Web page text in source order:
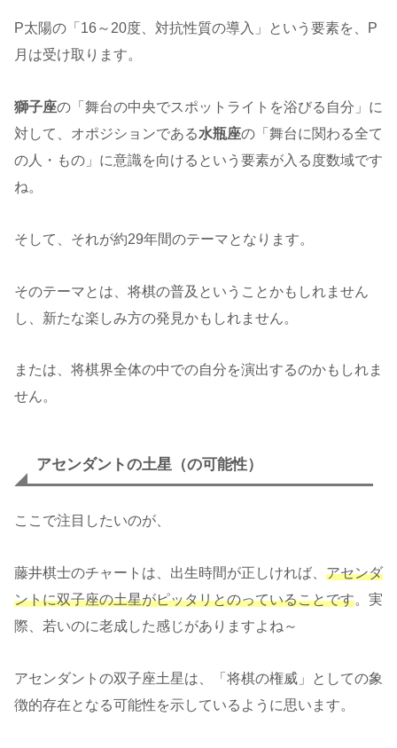
P太陽の「16～20度、対抗性質の導入」という要素を、P
月は受け取ります。
獅子座の「舞台の中央でスポットライトを浴びる自分」に
対して、オポジションである水瓶座の「舞台に関わる全て
の人・もの」に意識を向けるという要素が入る度数域です
ね。
そして、それが約29年間のテーマとなります。
そのテーマとは、将棋の普及ということかもしれません
し、新たな楽しみ方の発見かもしれません。
または、将棋界全体の中での自分を演出するのかもしれま
せん。
アセンダントの土星（の可能性）
ここで注目したいのが、
藤井棋士のチャートは、出生時間が正しければ、 アセンダ
ントに双子座の土星がピッタリとのっていることです。実
際、若いのに老成した感じがありますよね～
アセンダントの双子座土星は、「将棋の権威」としての象
徴的存在となる可能性を示しているように思います。